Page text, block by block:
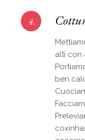
4.
alti con
ben